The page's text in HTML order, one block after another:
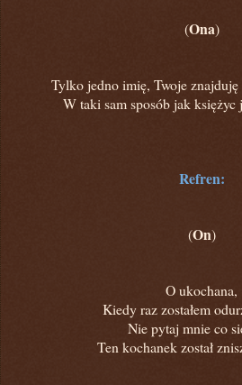
(Ona)
Tylko jedno imię, Twoje
W taki sam sposób jak księżyc
Refren:
(On)
O ukochana,
Kiedy raz zostałem
Nie pytaj mnie co
Ten kochanek został